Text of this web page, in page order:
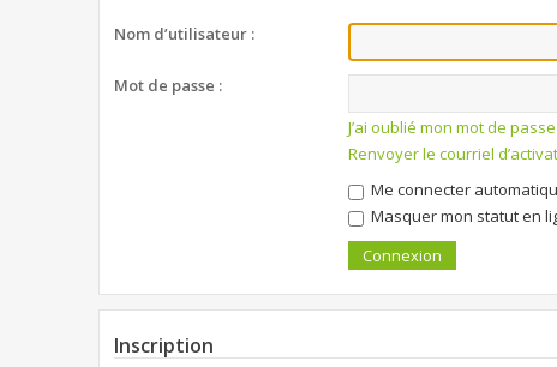
Nom d’utilisateur :
Mot de passe :
J’ai oublié mon mot de passe
Renvoyer le courriel
Me connecter
Masquer mon statut en
Inscription